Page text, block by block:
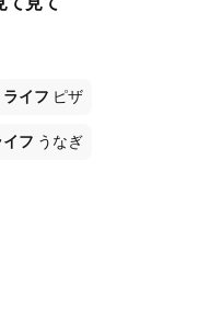
ライフ ピザ
イフ うなぎ